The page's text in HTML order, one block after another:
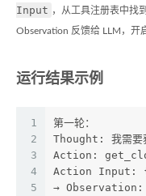
Input ，从工具注册表中找
Observation 反馈给 LLM，开
运行结果示例
1
2
3
4
5
第一轮：
Thought: 我需要
Action:
Action Input:
→ Observation: